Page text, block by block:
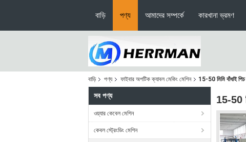
বাড়ি পণ্য আমাদের সম্পর্কে কারখানা ভ্রমণ
বাড়ি পণ্য ফাইবার অপটিক ক্যাবল মেকিং মেশিন 15-50 মিমি বাঁধাই পিচ
সব পণ্য
ওয়্যার কেবেল মেশিন
কেবল স্ট্রেংডিং মেশিন
15-50